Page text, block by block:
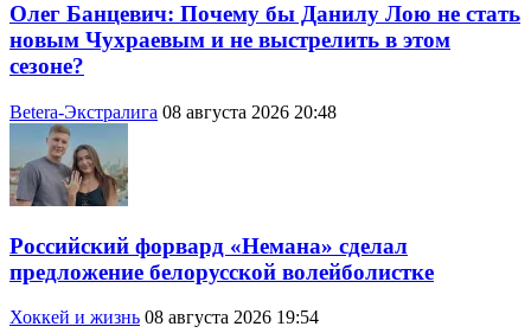
Олег Банцевич: Почему бы Данилу Лою не стать
новым Чухраевым и не выстрелить в этом
сезоне?
Betera-Экстралига 08 августа 2026 20:48
Российский форвард «Немана» сделал
предложение белорусской волейболистке
Хоккей и жизнь 08 августа 2026 19:54